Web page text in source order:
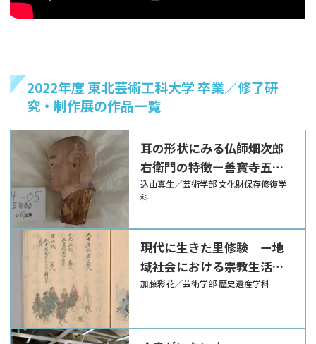
2022年度 東北芸術工科大学 卒業／修了研
究・制作展の作品一覧
耳の形状にみる仏師畑次郎
右衛門の特徴ー善寳寺五百
羅漢像を中心にー
込山真生／芸術学部 文化財保存修復学
科
現代に生きた里修験 ー地
域社会における宗教生活の
変容と里修験の社会的役割
加藤彩花／芸術学部 歴史遺産学科